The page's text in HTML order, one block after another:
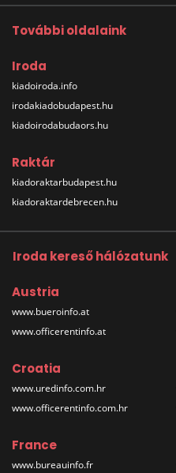
További oldalaink
Iroda
kiadoiroda.info
irodakiadobudapest.hu
kiadoirodabudaors.hu
Raktár
kiadoraktarbudapest.hu
kiadoraktardebrecen.hu
Iroda kereső hálózatunk
Austria
www.bueroinfo.at
www.officerentinfo.at
Croatia
www.uredinfo.com.hr
www.officerentinfo.com.hr
France
www.bureauinfo.fr